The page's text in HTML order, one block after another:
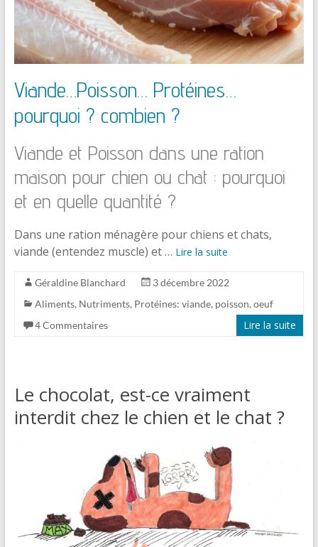
Viande…Poisson… Protéines…
pourquoi ? combien ?
Viande et Poisson dans une ration
maison pour chien ou chat : pourquoi
et en quelle quantité ?
Dans une ration ménagère pour chiens et chats,
viande (entendez muscle) et … Lire la suite
Géraldine Blanchard
3 décembre 2022
Aliments, Nutriments, Protéines: viande, poisson, oeuf
4 Commentaires
Lire la suite
Le chocolat, est-ce vraiment
interdit chez le chien et le chat ?